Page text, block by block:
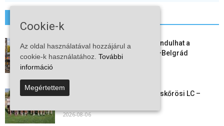
Vitézy Dávid: már ősszel újraindulhat a
személyszállítás a Budapest–Belgrád
Megkezdte a felkészülést a Kiskőrösi LC –
2026-08-06
Cookie-k
Az oldal használatával hozzájárul a
cookie-k használatához. További
információ
Megértettem